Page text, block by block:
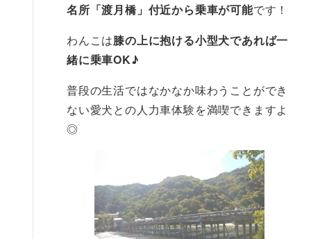
名所「渡月橋」付近から乗車が可能です！
わんこは膝の上に抱ける小型犬であれば一
緒に乗車OK♪
普段の生活ではなかなか味わうことができ
ない愛犬との人力車体験を満喫できますよ
◎